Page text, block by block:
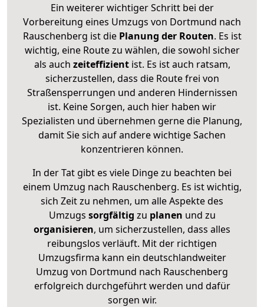
Ein weiterer wichtiger Schritt bei der
Vorbereitung eines Umzugs von Dortmund nach
Rauschenberg ist diePlanung der Routen. Es ist
wichtig, eine Route zu wählen, die sowohl sicher
als auch zeiteffizientist. Es ist auch ratsam,
sicherzustellen, dass die Route frei von
Straßensperrungen und anderen Hindernissen
ist. Keine Sorgen, auch hier haben wir
Spezialisten und übernehmen gerne die Planung,
damit Sie sich auf andere wichtige Sachen
konzentrieren können.
In der Tat gibt es viele Dinge zu beachten bei
einem Umzug nach Rauschenberg. Es ist wichtig,
sich Zeit zu nehmen, um alle Aspekte des
Umzugs sorgfältig zu planen und zu
organisieren, um sicherzustellen, dass alles
reibungslos verläuft. Mit der richtigen
Umzugsfirma kann ein deutschlandweiter
Umzug von Dortmund nach Rauschenberg
erfolgreich durchgeführt werden und dafür
sorgen wir.